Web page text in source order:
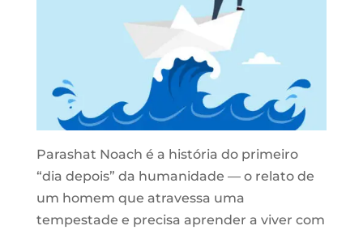
Parashat Noach é a história do primeiro
“dia depois” da humanidade — o relato de
um homem que atravessa uma
tempestade e precisa aprender a viver com